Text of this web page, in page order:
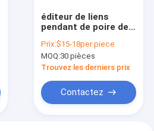
éditeur de liens
pendant de poire de
Silver Mens Pendant
Sapphire
Prix:$15-18per piece
MOQ:30 pièces
Trouvez les derniers prix
Contactez